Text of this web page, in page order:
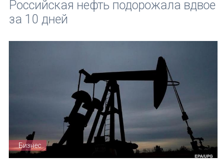
Российская нефть подорожала вдвое
за 10 дней
Бизнес